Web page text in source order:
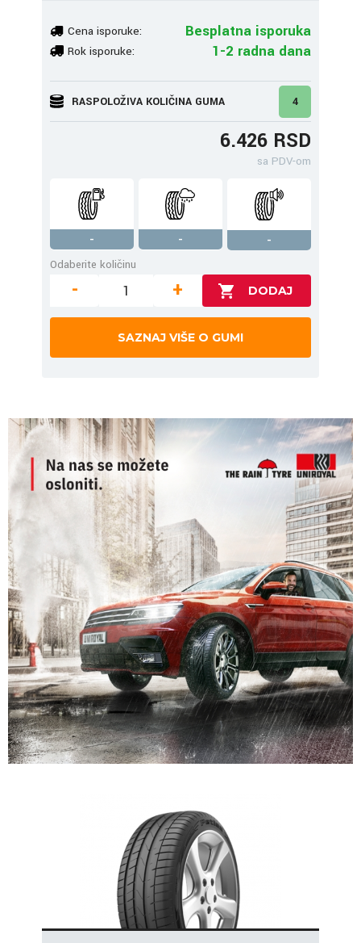
Cena isporuke: Besplatna isporuka
Rok isporuke: 1-2 radna dana
RASPOLOŽIVA KOLIČINA GUMA 4
6.426 RSD
sa PDV-om
- -
-
Odaberite količinu
- +
SAZNAJ VIŠE O GUMI